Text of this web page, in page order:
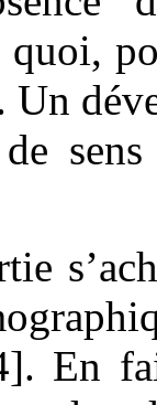
quoi,
Un
En